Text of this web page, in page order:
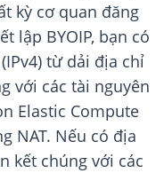
kỳ cơ quan đăng
lập BYOIP, bạn có
từ dải địa chỉ
với các tài nguyên
Elastic Compute
NAT. Nếu có địa
kết chúng với các